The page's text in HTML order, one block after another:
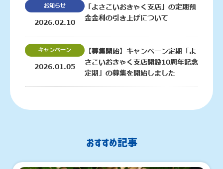
お知らせ
2026.02.10
「よさこいおきゃく支店」の定期預
金金利の引き上げについて
キャンペーン
2026.01.05
【募集開始】キャンペーン定期「よ
さこいおきゃく支店開設10周年記念
定期」の募集を開始しました
おすすめ記事